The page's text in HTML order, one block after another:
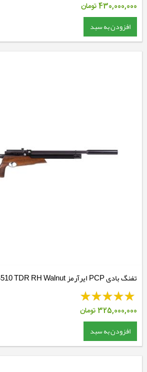
430,000,000تومان
افزودن به سبد
تفنگ بادی PCP ایرآرمز S510 TDR RH Walnut
325,000,000تومان
افزودن به سبد